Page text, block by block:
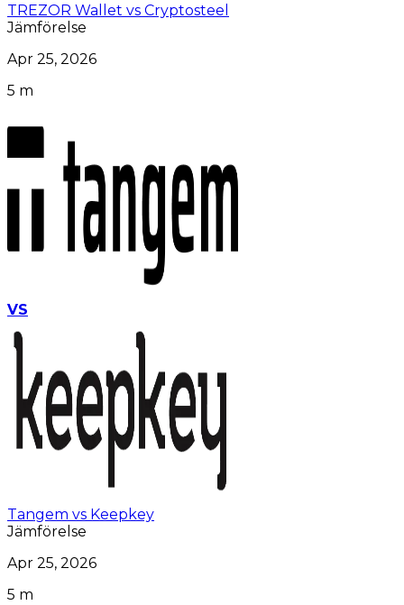
TREZOR Wallet vs Cryptosteel
Jämförelse
Apr 25, 2026
5 m
VS
Tangem vs Keepkey
Jämförelse
Apr 25, 2026
5 m